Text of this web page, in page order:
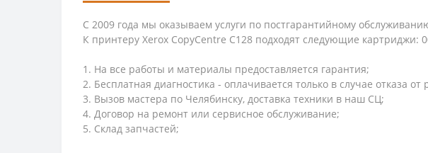
С 2009 года мы оказываем услуги по постгарантийному
К принтеру Xerox CopyCentre C128 подходят следующие картриджи:
1. На все работы и материалы предоставляется гарантия;
2. Бесплатная диагностика - оплачивается только в случае отказа от
3. Вызов мастера по Челябинску, доставка техники в наш СЦ;
4. Договор на ремонт или сервисное обслуживание;
5. Склад запчастей;